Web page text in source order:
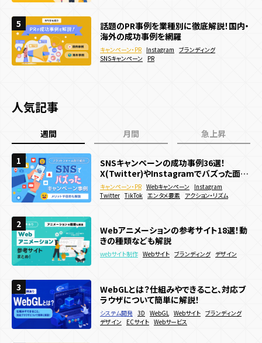
機能
多言語化機能 CMS機能 CRM機能
キャンペーン目的別
認知拡大 マーケティングデータ取得
新規顧客獲得施策
ブランディング
5
話題のPR事例を業種別に徹底解説！国内・
海外の成功事例を網羅
キャンペーン・PR Instagram ブランディング
SNSキャンペーン
PR
5
集客イベントの成功事例7選｜アイディア
出しや企画運営のポイントも解説
キャンペーン・PR メタバース
SNSキャンペーン
地方創生 PR リアルイベント
5
夏キャンペーン事例20選を紹介！メリット
や制作方法も解説！
Webキャンペーン
デジタルスタンプラリー 認知拡大 販売促進
夏キャンペーン 人気投票・ランキング
人気記事
週間 月間 急上昇
1
SNSキャンペーンの成功事例36選！
X(Twitter)やInstagramでバズった面白
い企画を紹介
キャンペーン・PR Webキャンペーン
Instagram
Twitter TikTok エンタメ要素 アクション・リズム
2
Webアニメーションの参考サイト18選！動
きの種類なども解説
webサイト制作 Webサイト ブランディング デザイン
3
WebGLとは？仕組みやできること、対応ブ
ラウザについて簡単に解説！
システム開発 3D WebGL Webサイト ブランディング
デザイン
ECサイト Webサービス
1
SNSキャンペーンの成功事例36選！
X(Twitter)やInstagramでバズった面白
い企画を紹介
キャンペーン・PR Webキャンペーン
Instagram
Twitter TikTok エンタメ要素 アクション・リズム
2
WebGLとは？仕組みやできること、対応ブ
ラウザについて簡単に解説！
システム開発 Webサイト
デザイン ECサイト Webサービス
3
Webアニメーションの参考サイト18選！動
きの種類なども解説
webサイト制作 Webサイト ブランディング デザイン
1
WebGL/theree.js参考サイト 日本・海外
最新事例39選
webサイト制作 3D Webキャンペーン WebGL
コーポレートサイト サービス・ブランドサイト メーカー
2
Webサイトに3Dアニメーションを導入した
い！作り方やメリットを徹底解説
webサイト制作
アニメーション
サービス・ブランドサイト メーカー
3
動きのあるWebサイトの作り方は？メリッ
トやデメリットも解説
webサイト制作 Webサイト ブランディング 販売促進